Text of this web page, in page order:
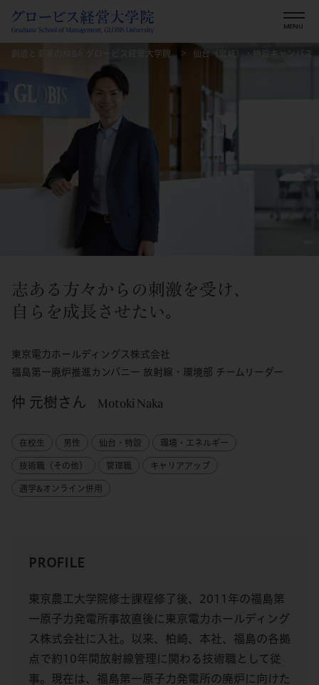
創造と変革のMBA グロービス経営大学院 仙台（宮城）・特設キャンパス
志ある方々からの刺激を受け、
自らを成長させたい。
東京電力ホールディングス株式会社
福島第一廃炉推進カンパニー 放射線・環境部 チームリーダー
仲 元樹さん Motoki Naka
在校生 男性 仙台・特設 環境・エネルギー
技術職（その他） 管理職 キャリアアップ
通学&オンライン併用
PROFILE
東京農工大学院修士課程修了後、2011年の福島第
一原子力発電所事故直後に東京電力ホールディング
ス株式会社に入社。以来、柏崎、本社、福島の各拠
点で約10年間放射線管理に関わる技術職として従
事。現在は、福島第一原子力発電所の廃炉に向けた